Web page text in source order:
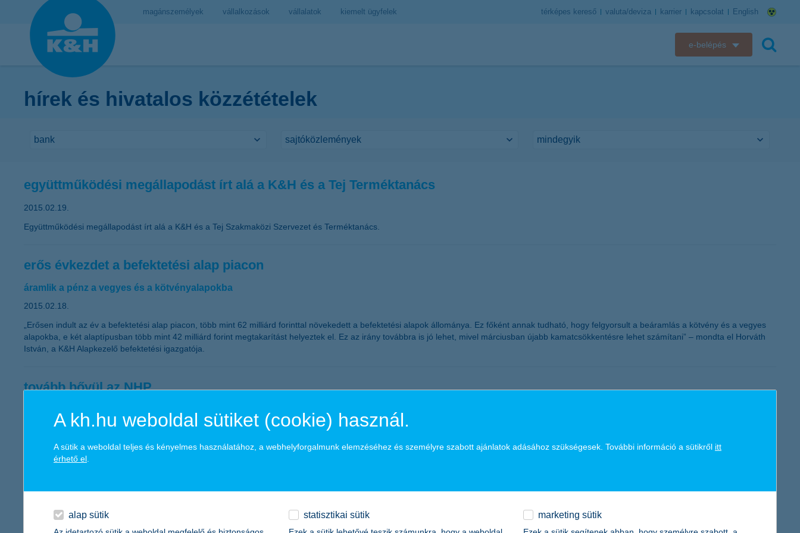
magánszemélyek vállalkozások vállalatok kiemelt ügyfelek térképes kereső valuta/deviza karrier kapcsolat English
e-belépés
hírek és hivatalos közzétételek
együttműködési megállapodást írt alá a K&H és a Tej Terméktanács
2015.02.19.
Együttműködési megállapodást írt alá a K&H és a Tej Szakmaközi Szervezet és Terméktanács.
erős évkezdet a befektetési alap piacon
áramlik a pénz a vegyes és a kötvényalapokba
2015.02.18.
„Erősen indult az év a befektetési alap piacon, több mint 62 milliárd forinttal növekedett a befektetési alapok állománya. Ez főként annak tudható, hogy felgyorsult a beáramlás a kötvény és a vegyes
alapokba, e két alaptípusban több mint 42 milliárd forint megtakarítást helyeztek el. Ez az irány továbbra is jó lehet, mivel márciusban újabb kamatcsökkentésre lehet számítani” – mondta el Horváth
István, a K&H Alapkezelő befektetési igazgatója.
tovább bővül az NHP
„Újabb lendületet adhat a Növekedési Hitelprogramnak, hogy az MNB legutóbbi bejelentése szerint a kedvezményes hitel további nyújtása mellett a kkv szektor szereplőinek kockázatát is kis részben
igazgatóságának vezetője.
új egyensúlyi helyzet van kialakulóban
2015.02.16.
A kh.hu weboldal sütiket (cookie) használ.
A sütik a weboldal teljes és kényelmes használatához, a webhelyforgalmunk elemzéséhez és személyre szabott ajánlatok adásához szükségesek. További információ a sütikről itt
érhető el
alap sütik statisztikai sütik marketing sütik